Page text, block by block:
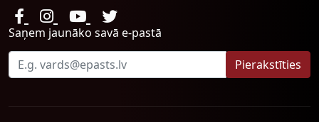
Saņem jaunāko savā e-pastā